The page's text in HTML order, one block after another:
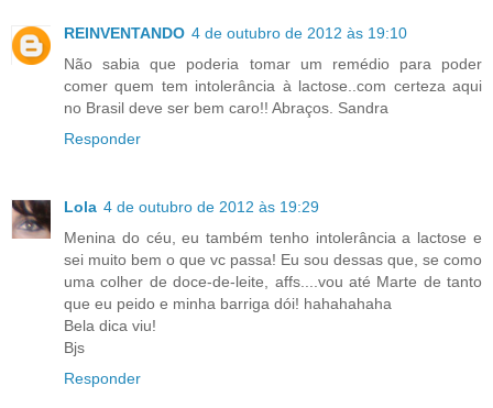
REINVENTANDO 4 de outubro de 2012 às 19:10
Não sabia que poderia tomar um remédio para poder
comer quem tem intolerância à lactose..com certeza aqui
no Brasil deve ser bem caro!! Abraços. Sandra
Responder
Lola 4 de outubro de 2012 às 19:29
Menina do céu, eu também tenho intolerância a lactose e
sei muito bem o que vc passa! Eu sou dessas que, se como
uma colher de doce-de-leite, affs....vou até Marte de tanto
que eu peido e minha barriga dói! hahahahaha
Bela dica viu!
Bjs
Responder